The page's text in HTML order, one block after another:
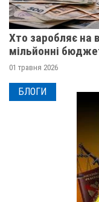
Хто заробляє на
мільйонні
01 травня 2026
БЛОГИ